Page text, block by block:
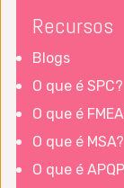
Recursos
Blogs
O que é SPC?
O que é
O que é MSA?
O que é